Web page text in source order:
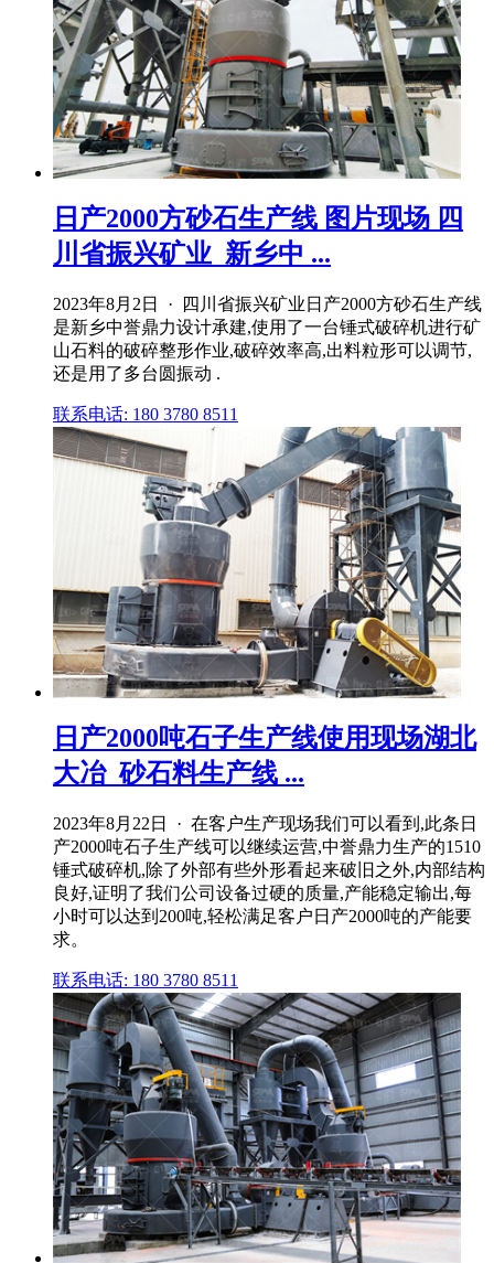
日产2000方砂石生产线 图片现场 四
川省振兴矿业_新乡中 ...
2023年8月2日 · 四川省振兴矿业日产2000方砂石生产线
是新乡中誉鼎力设计承建,使用了一台锤式破碎机进行矿
山石料的破碎整形作业,破碎效率高,出料粒形可以调节,
还是用了多台圆振动 .
联系电话: 180 3780 8511
日产2000吨石子生产线使用现场湖北
大冶_砂石料生产线 ...
2023年8月22日 · 在客户生产现场我们可以看到,此条日
产2000吨石子生产线可以继续运营,中誉鼎力生产的1510
锤式破碎机,除了外部有些外形看起来破旧之外,内部结构
良好,证明了我们公司设备过硬的质量,产能稳定输出,每
小时可以达到200吨,轻松满足客户日产2000吨的产能要
求。
联系电话: 180 3780 8511